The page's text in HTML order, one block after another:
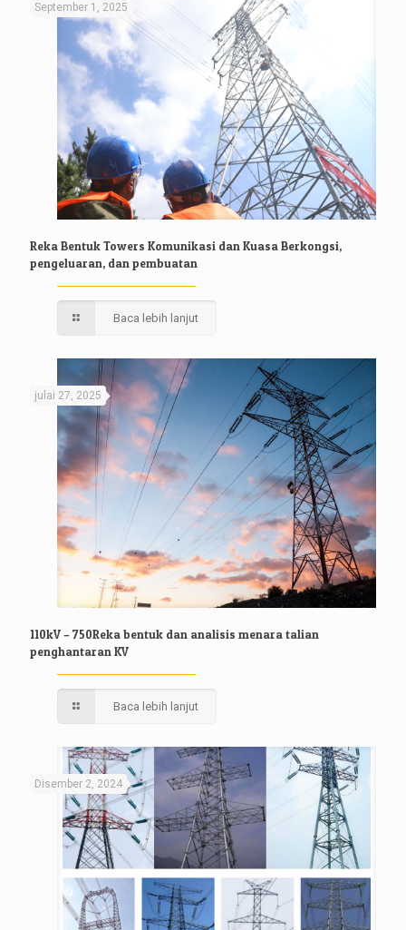
September 1, 2025
Reka Bentuk Towers Komunikasi dan Kuasa Berkongsi,
pengeluaran, dan pembuatan
Baca lebih lanjut
julai 27, 2025
110kV – 750Reka bentuk dan analisis menara talian
penghantaran KV
Baca lebih lanjut
Disember 2, 2024